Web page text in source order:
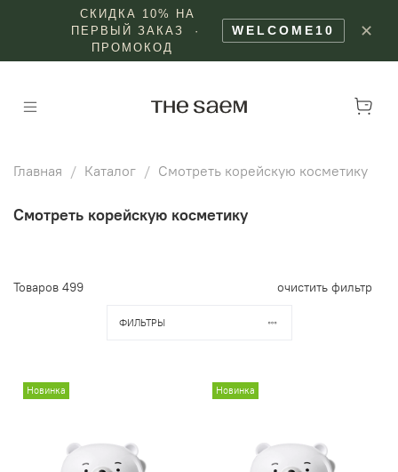
СКИДКА 10% НА
ПЕРВЫЙ ЗАКАЗ ·
ПРОМОКОД
WELCOME10 ✕
Главная Каталог Смотреть корейскую косметику
Смотреть корейскую косметику
Товаров 499 очистить фильтр
ФИЛЬТРЫ
Новинка Новинка